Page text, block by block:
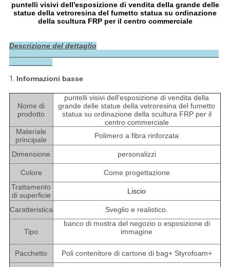
puntelli visivi dell'esposizione di vendita della grande delle
statue della vetroresina del fumetto statua su ordinazione
della scultura FRP per il centro commerciale
Descrizione del dettaglio
1. Informazioni basse
Nome di
prodotto
puntelli visivi dell'esposizione di vendita della
grande delle statue della vetroresina del fumetto
statua su ordinazione della scultura FRP per il
centro commerciale
Materiale
principale
Polimero a fibra rinforzata
Dimensione personalizzi
Colore
Come progettazione
Trattamento
di superficie
Liscio
Caratteristica Sveglio e realistico.
Tipo
banco di mostra del negozio o esposizione di
immagine
Pacchetto Poli contenitore di cartone di bag+ Styrofoam+